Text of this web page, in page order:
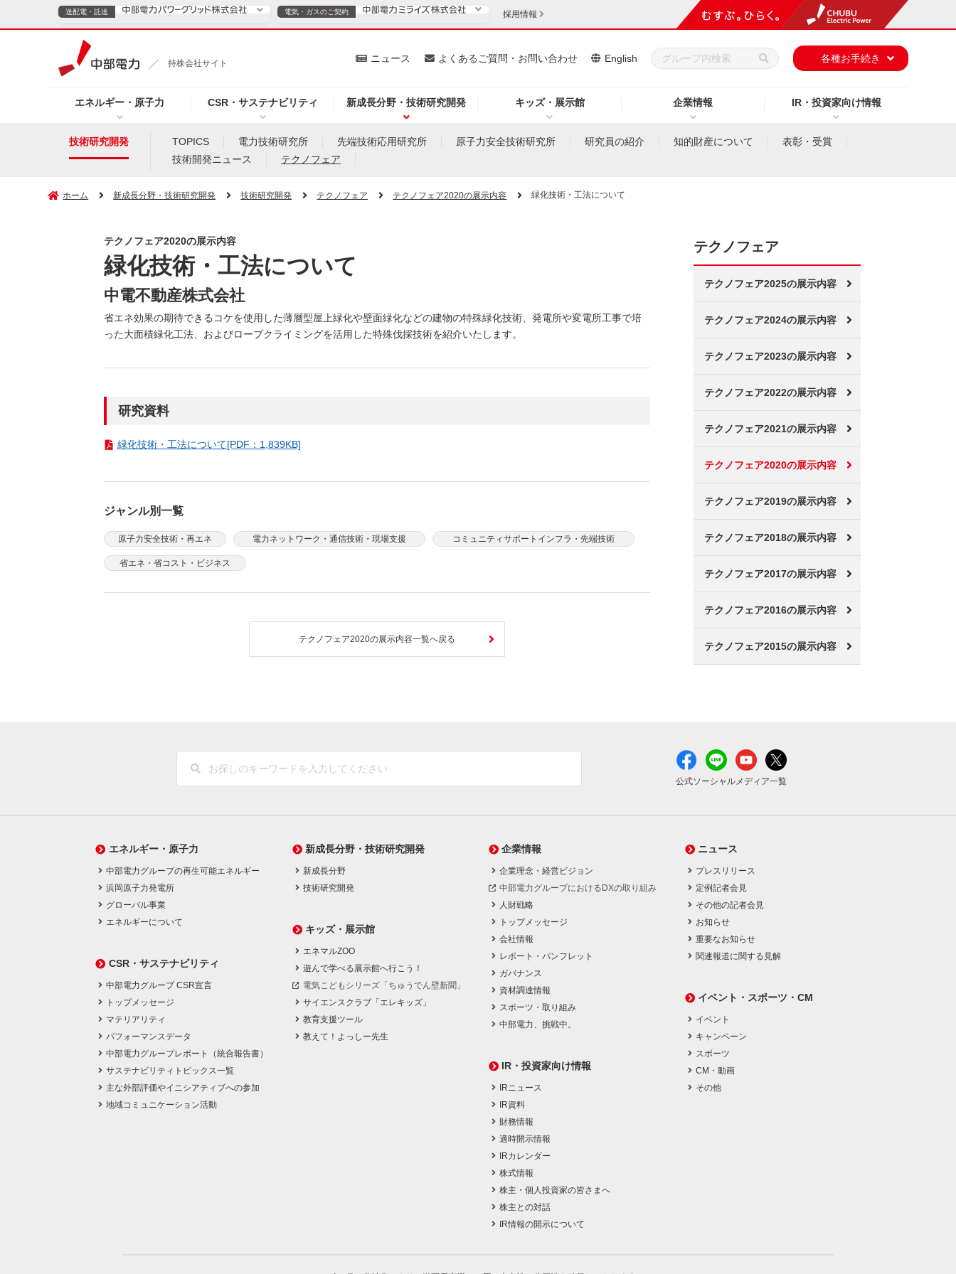
持株会社サイト
エネルギー・原子力 CSR・サステナビリティ 新成長分野・技術研究開発 キッズ・展示館 企業情報 IR・投資家向け情報
ニュース よくあるご質問・お問い合わせ English 各種お手続き
送配電・託送
ニュース（新しいウィンドウを開きます）
よくあるご質問・お問い合わせ（新しいウィンドウを開きます）
電気・ガスのご契約
電気・ガスのご契約
プレスリリース（新しいウィンドウを開きます）
お知らせ（新しいウィンドウを開きます）
よくあるご質問・お問い合わせ
採用情報
技術研究開発 TOPICS 電力技術研究所 先端技術応用研究所 原子力安全技術研究所 研究員の紹介 知的財産について
表彰・受賞
技術開発ニュース
テクノフェア
ホーム 新成長分野・技術研究開発 技術研究開発 テクノフェア テクノフェア2020の展示内容 緑化技術・工法について
テクノフェア2020の展示内容
緑化技術・工法について
中電不動産株式会社
省エネ効果の期待できるコケを使用した薄層型屋上緑化や壁面緑化などの建物の特殊緑化技術、発電所や変電所工事で培
った大面積緑化工法、およびロープクライミングを活用した特殊伐採技術を紹介いたします。
研究資料
緑化技術・工法について[PDF：1,839KB]
ジャンル別一覧
原子力安全技術・再エネ 電力ネットワーク・通信技術・現場支援 コミュニティサポートインフラ・先端技術
省エネ・省コスト・ビジネス
テクノフェア2020の展示内容一覧へ戻る
テクノフェア
テクノフェア2025の展示内容
テクノフェア2024の展示内容
テクノフェア2023の展示内容
テクノフェア2022の展示内容
テクノフェア2021の展示内容
テクノフェア2020の展示内容
テクノフェア2019の展示内容
テクノフェア2018の展示内容
テクノフェア2017の展示内容
テクノフェア2016の展示内容
テクノフェア2015の展示内容
公式ソーシャルメディア一覧
エネルギー・原子力
中部電力グループの再生可能エネルギー
浜岡原子力発電所
グローバル事業
エネルギーについて
CSR・サステナビリティ
中部電力グループ CSR宣言
トップメッセージ
マテリアリティ
パフォーマンスデータ
中部電力グループレポート（統合報告書）
サステナビリティトピックス一覧
主な外部評価やイニシアティブへの参加
地域コミュニケーション活動
新成長分野・技術研究開発
新成長分野
技術研究開発
キッズ・展示館
エネマルZOO
遊んで学べる展示館へ行こう！
電気こどもシリーズ「ちゅうでん壁新聞」
サイエンスクラブ「エレキッズ」
教育支援ツール
教えて！よっしー先生
企業情報
企業理念・経営ビジョン
中部電力グループにおけるDXの取り組み
人財戦略
トップメッセージ
会社情報
レポート・パンフレット
ガバナンス
資材調達情報
スポーツ・取り組み
中部電力、挑戦中。
IR・投資家向け情報
IRニュース
IR資料
財務情報
適時開示情報
IRカレンダー
株式情報
株主・個人投資家の皆さまへ
株主との対話
IR情報の開示について
ニュース
プレスリリース
定例記者会見
その他の記者会見
お知らせ
重要なお知らせ
関連報道に関する見解
イベント・スポーツ・CM
イベント
キャンペーン
スポーツ
CM・動画
その他